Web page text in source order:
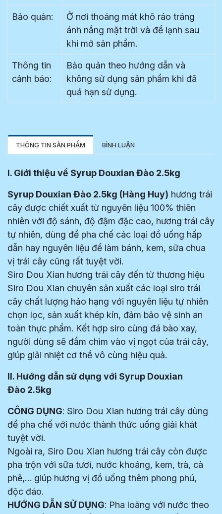
Bảo quản:
Ở nơi thoáng mát khô ráo tráng
ánh nắng mặt trời và để lạnh sau
khi mở sản phẩm.
Thông tin
cảnh báo:
Bảo quản theo hướng dẫn và
không sử dụng sản phẩm khi đã
quá hạn sử dụng.
THÔNG TIN SẢN PHẨM BÌNH LUẬN
I. Giới thiệu về Syrup Douxian Đào 2.5kg
Syrup Douxian Đào 2.5kg (Hàng Huy) hương trái
cây được chiết xuất từ nguyên liệu 100% thiên
nhiên với độ sánh, độ đậm đặc cao, hương trái cây
tự nhiên, dùng để pha chế các loại đồ uống hấp
dẫn hay nguyên liệu để làm bánh, kem, sữa chua
vị trái cây cũng rất tuyệt vời.
Siro Dou Xian hương trái cây đến từ thương hiệu
Siro Dou Xian chuyên sản xuất các loại siro trái
cây chất lượng hảo hạng với nguyên liệu tự nhiên
chọn lọc, sản xuất khép kín, đảm bảo vệ sinh an
toàn thực phẩm. Kết hợp siro cùng đá bào xay,
người dùng sẽ đắm chìm vào vị ngọt của trái cây,
giúp giải nhiệt cơ thể vô cùng hiệu quả.
II. Hướng dẫn sử dụng với Syrup Douxian
Đào 2.5kg
CÔNG DỤNG: Siro Dou Xian hương trái cây dùng
để pha chế với nước thành thức uống giải khát
tuyệt vời.
Ngoài ra, Siro Dou Xian hương trái cây còn được
pha trộn với sữa tươi, nước khoáng, kem, trà, cà
phê,… giúp hương vị đồ uống thêm phong phú,
độc đáo.
HƯỚNG DẪN SỬ DỤNG: Pha loãng với nước theo